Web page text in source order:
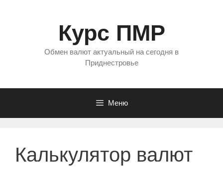
Курс ПМР
Обмен валют актуальный на сегодня в
Приднестровье
Меню
Калькулятор валют